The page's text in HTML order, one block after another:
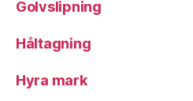
Golvslipning
Håltagning
Hyra mark